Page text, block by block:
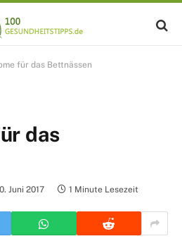
für das Bettnässen
das
Juni 2017 1 Minute Lesezeit